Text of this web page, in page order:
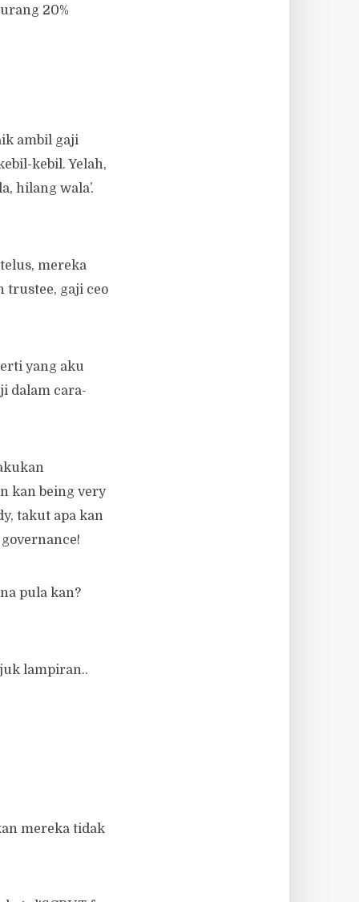
20%
ambil gaji
kebil. Yelah,
hilang wala’.
mereka
trustee, gaji ceo
yang aku
dalam cara-
kan being very
takut apa kan
pula kan?
lampiran..
mereka tidak